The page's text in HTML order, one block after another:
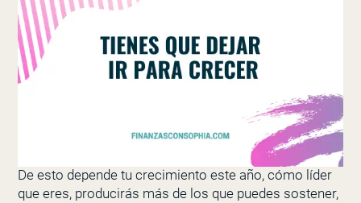
De esto depende tu crecimiento este año, cómo líder
que eres, producirás más de los que puedes sostener,